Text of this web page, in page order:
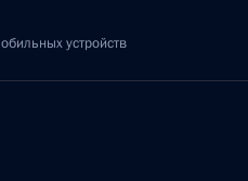
устройств